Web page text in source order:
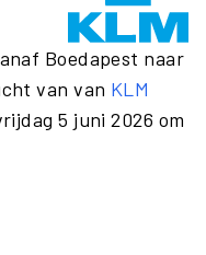
Boedapest naar
van van KLM
5 juni 2026 om